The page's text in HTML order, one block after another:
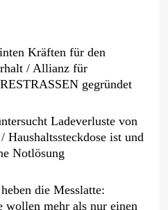
Kräften für den
/ Allianz für
gegründet
Ladeverluste von
Haushaltssteckdose ist und
Notlösung
die Messlatte:
wollen mehr als nur einen